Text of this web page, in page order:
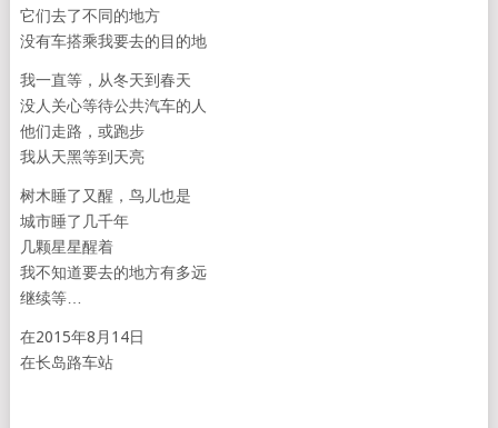
它们去了不同的地方
没有车搭乘我要去的目的地
我一直等，从冬天到春天
没人关心等待公共汽车的人
他们走路，或跑步
我从天黑等到天亮
树木睡了又醒，鸟儿也是
城市睡了几千年
几颗星星醒着
我不知道要去的地方有多远
继续等…
在2015年8月14日
在长岛路车站